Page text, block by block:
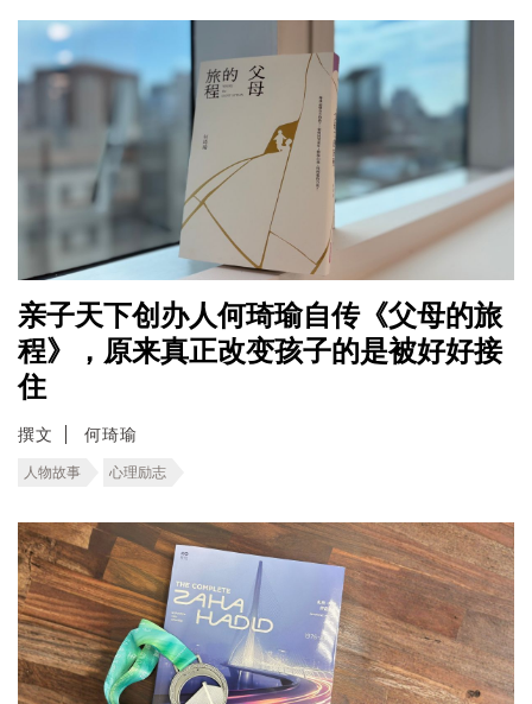
亲子天下创办人何琦瑜自传《父母的旅
程》，原来真正改变孩子的是被好好接
住
撰文 何琦瑜
人物故事 心理励志